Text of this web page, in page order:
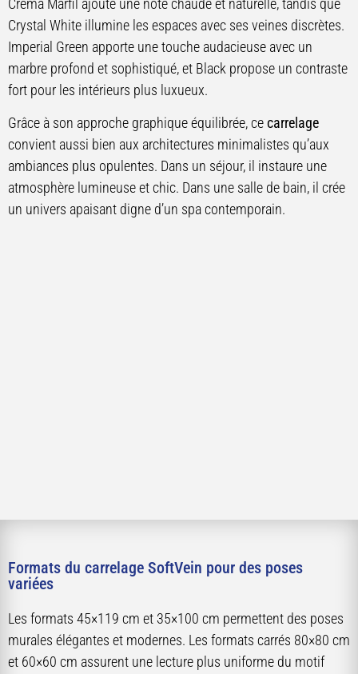
Crema Marfil ajoute une note chaude et naturelle, tandis que
Crystal White illumine les espaces avec ses veines discrètes.
Imperial Green apporte une touche audacieuse avec un
marbre profond et sophistiqué, et Black propose un contraste
fort pour les intérieurs plus luxueux.
Grâce à son approche graphique équilibrée, cecarrelage
convient aussi bien aux architectures minimalistes qu’aux
ambiances plus opulentes. Dans un séjour, il instaure une
atmosphère lumineuse et chic. Dans une salle de bain, il crée
un univers apaisant digne d’un spa contemporain.
Formats du carrelage SoftVein pour des poses
variées
Les formats 45×119 cm et 35×100 cm permettent des poses
murales élégantes et modernes. Les formats carrés 80×80 cm
et 60×60 cm assurent une lecture plus uniforme du motif